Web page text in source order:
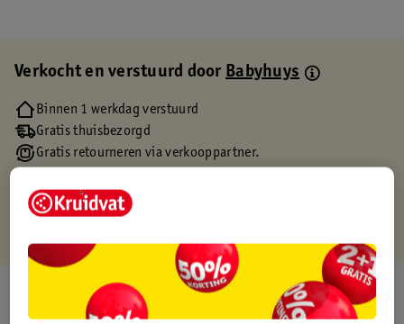
Verkocht en verstuurd doorBabyhuys
Binnen 1 werkdag verstuurd
Gratis thuisbezorgd
Gratis retourneren via verkooppartner.
Over dit product